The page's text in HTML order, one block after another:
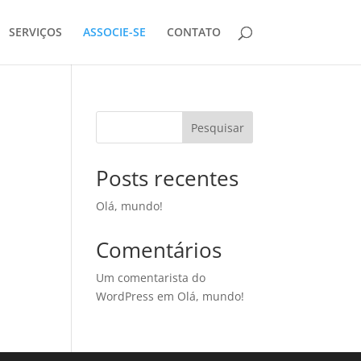
SERVIÇOS ASSOCIE-SE CONTATO
Pesquisar
Posts recentes
Olá, mundo!
Comentários
Um comentarista do
WordPress em Olá, mundo!